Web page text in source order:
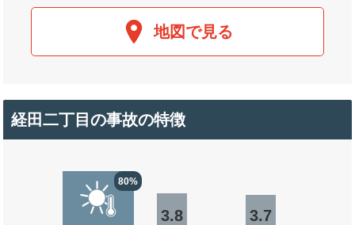
地図で見る
経田二丁目の事故の特徴
80%
3.8 3.7